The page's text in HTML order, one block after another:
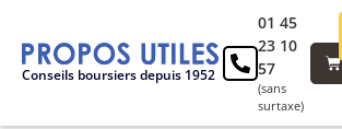
Conseils boursiers depuis 1952
01 45
23 10
57
(sans
surtaxe)